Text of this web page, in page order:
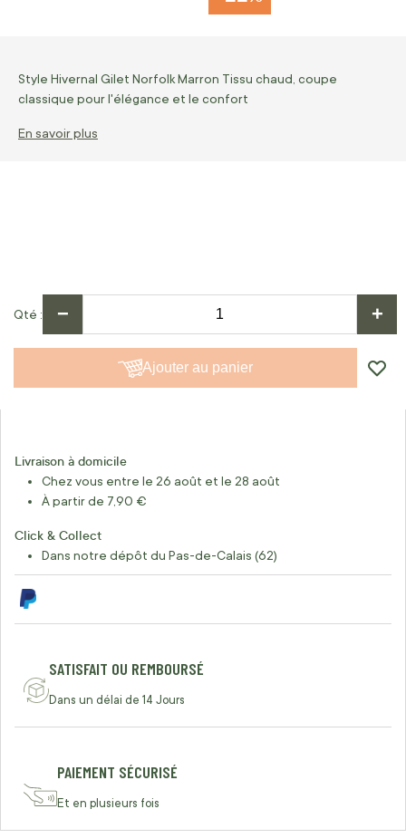
Style Hivernal Gilet Norfolk Marron Tissu chaud, coupe
classique pour l'élégance et le confort
En savoir plus
Qté − +
Ajouter au panier
Livraison à domicile
Chez vous entre le 26 août et le 28 août
À partir de 7,90 €
Click & Collect
Dans notre dépôt du Pas-de-Calais (62)
SATISFAIT OU REMBOURSÉ
Dans un délai de 14 Jours
PAIEMENT SÉCURISÉ
Et en plusieurs fois